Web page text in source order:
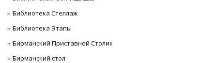
Библиотека Стеллаж
Библиотека Этапы
Бирманский Приставной Столик
Бирманский стол